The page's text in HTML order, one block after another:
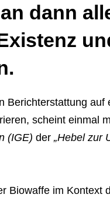
dann
Berichterstattung auf
scheint einmal
(IGE) der „Hebel zur
Biowaffe im Kontext